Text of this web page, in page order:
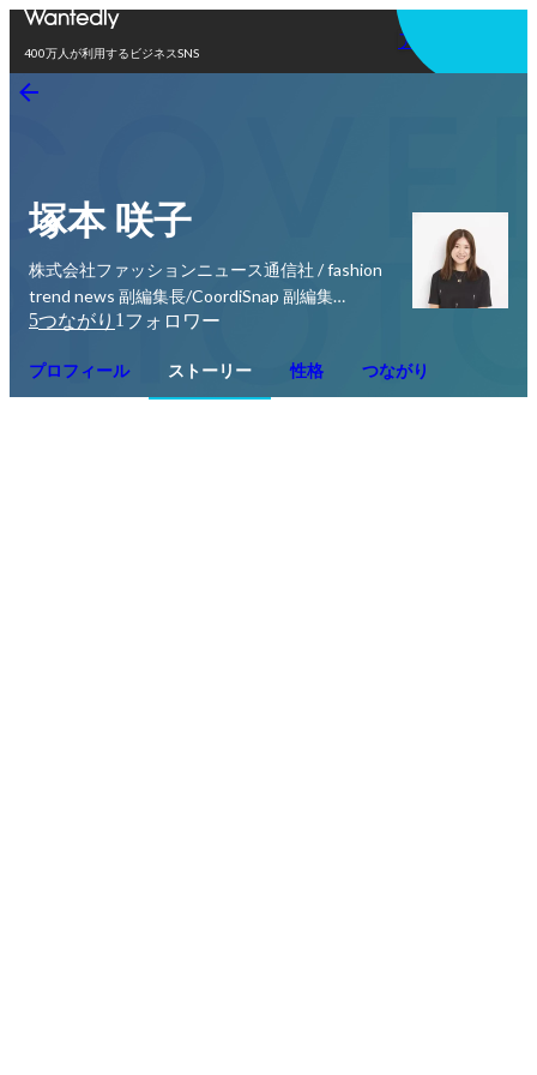
400万人が利用するビジネスSNS
アプリを使う
塚本 咲子
株式会社ファッションニュース通信社 / fashion
trend news 副編集長/CoordiSnap 副編集
長/petrel マネージャー
5つながり 1 フォロワー
プロフィール ストーリー 性格 つながり